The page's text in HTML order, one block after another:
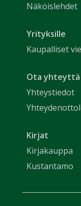
Näköislehdet
Yrityksille
Kaupalliset
Ota yhteyttä
Yhteystiedot
Kirjat
Kirjakauppa
Kustantamo